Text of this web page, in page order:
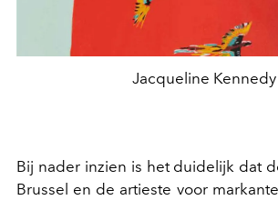
Jacqueline Kennedy
Bij nader inzien is het duidelijk dat
Brussel en de artieste voor